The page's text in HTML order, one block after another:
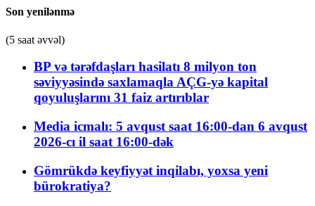
Son yenilənmə
(5 saat əvvəl)
BP və tərəfdaşları hasilatı 8 milyon ton
səviyyəsində saxlamaqla AÇG-yə kapital
qoyuluşlarını 31 faiz artırıblar
Media icmalı: 5 avqust saat 16:00-dan 6 avqust
2026-cı il saat 16:00-dək
Gömrükdə keyfiyyət inqilabı, yoxsa yeni
bürokratiya?